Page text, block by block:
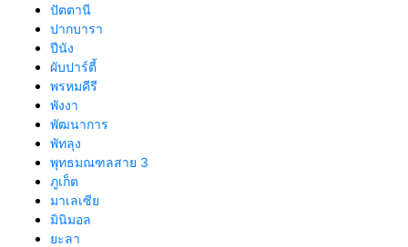
ปัตตานี
ปากบารา
ปีนัง
ผับปาร์ตี้
พรหมคีรี
พังงา
พัฒนาการ
พัทลุง
พุทธมณฑลสาย 3
ภูเก็ต
มาเลเซีย
มินิมอล
ยะลา